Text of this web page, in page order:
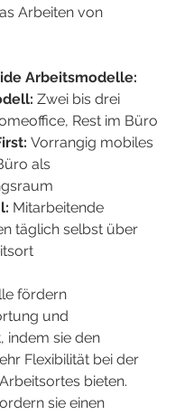
Arbeiten von
Arbeitsmodelle:
Zwei bis drei
Rest im Büro
Vorrangig mobiles
als
Mitarbeitende
täglich selbst über
fördern
und
indem sie den
Flexibilität bei der
bieten.
sie einen